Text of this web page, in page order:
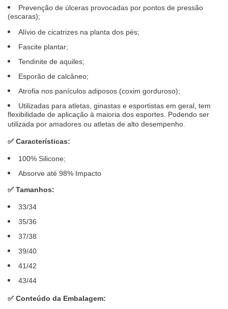
Prevenção de úlceras provocadas por pontos de pressão
(escaras);
Alívio de cicatrizes na planta dos pés;
Fascite plantar;
Tendinite de aquiles;
Esporão de calcâneo;
Atrofia nos panículos adiposos (coxim gorduroso);
Utilizadas para atletas, ginastas e esportistas em geral, tem
flexibilidade de aplicação à maioria dos esportes. Podendo ser
utilizada por amadores ou atletas de alto desempenho.
✅ Características:
100% Silicone;
Absorve até 98% Impacto
✅ Tamanhos:
33/34
35/36
37/38
39/40
41/42
43/44
✅ Conteúdo da Embalagem: